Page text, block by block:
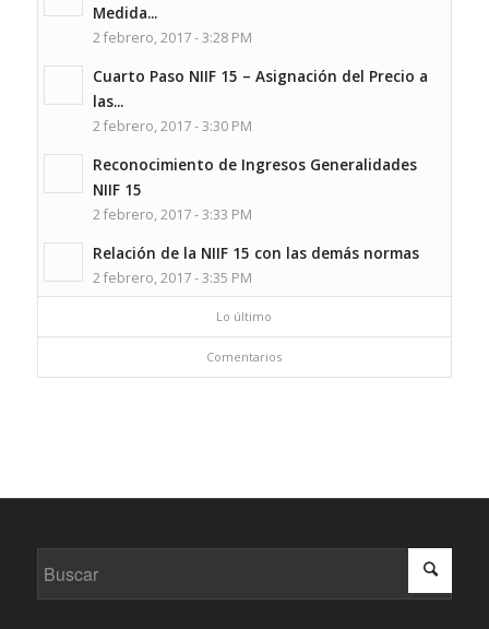
Medida...
2 febrero, 2017 - 3:28 PM
Cuarto Paso NIIF 15 – Asignación del Precio a
las...
2 febrero, 2017 - 3:30 PM
Reconocimiento de Ingresos Generalidades
NIIF 15
2 febrero, 2017 - 3:33 PM
Relación de la NIIF 15 con las demás normas
2 febrero, 2017 - 3:35 PM
Lo último
Comentarios